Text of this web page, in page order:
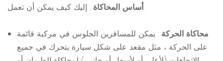
أساس المحاكاة. إليك كيف يمكن أن تعمل:
محاكاة الحركة : يمكن للمسافرين الجلوس في مركبة قائمة
على الحركة ، مثل مقعد على شكل سيارة يتحرك في جميع